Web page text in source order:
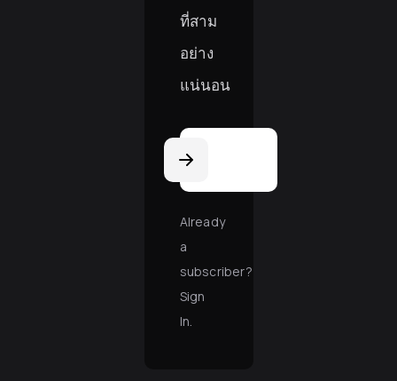
ที่สาม
อย่าง
แน่นอน
Address
Already
a
subscriber?
Sign
In